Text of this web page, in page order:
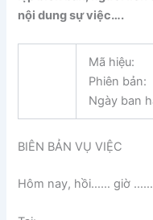
nội dung sự việc….
Mã hiệu:
Phiên bản:
Ngày ban
BIÊN BẢN VỤ VIỆC
Hôm nay, hồi…… giờ